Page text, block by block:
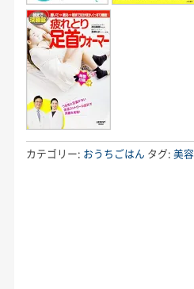
カテゴリー: おうちごはん タグ: 美容